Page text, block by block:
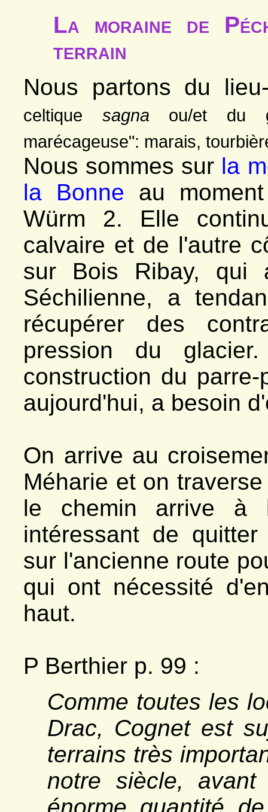
La moraine de
terrain
Nous partons du
celtique sagna ou/et du
marécageuse": marais,
Nous sommes sur la
la Bonne au
Würm 2. Elle
calvaire et de l'autre
sur Bois Ribay, qui
Séchilienne, a
récupérer des
pression du
construction du
aujourd'hui, a besoin
On arrive au
Méharie et on
le chemin arrive à
intéressant de
sur l'ancienne route
qui ont nécessité
haut.
P Berthier p. 99 :
Comme toutes les
Drac, Cognet est
terrains très
notre siècle,